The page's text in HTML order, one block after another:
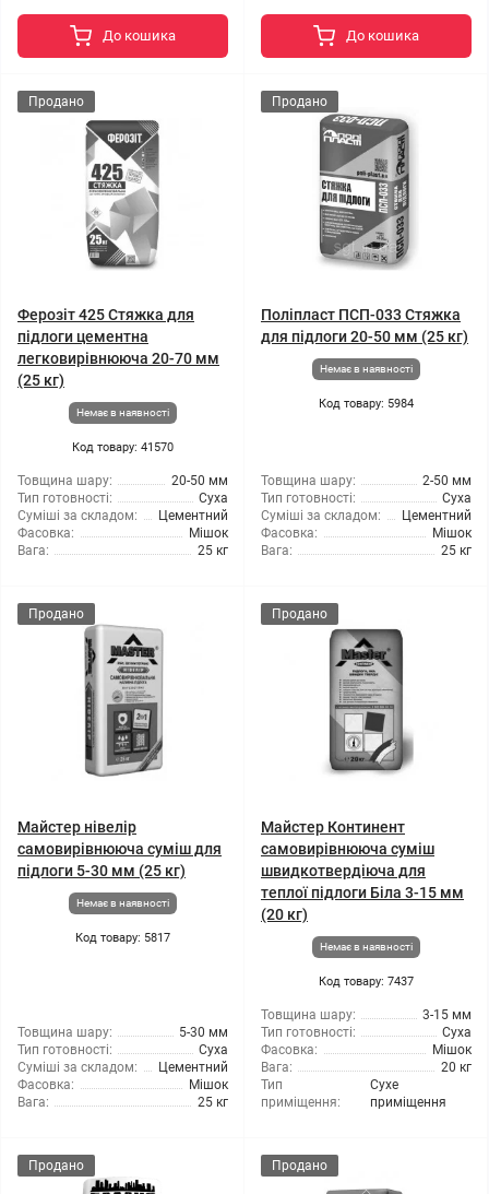
До кошика До кошика
Продано
Ферозіт 425 Стяжка для
підлоги цементна
легковирівнююча 20-70 мм
(25 кг)
Немає в наявності
Код товару: 41570
Товщина шару:
20-50 мм
Тип готовності:
Суха
Суміші за складом:
Цементний
Фасовка:
Мішок
Вага:
25 кг
Продано
Поліпласт ПСП-033 Стяжка
для підлоги 20-50 мм (25 кг)
Немає в наявності
Код товару: 5984
Товщина шару:
2-50 мм
Тип готовності:
Суха
Суміші за складом:
Цементний
Фасовка:
Мішок
Вага:
25 кг
Продано
Майстер нівелір
самовирівнююча суміш для
підлоги 5-30 мм (25 кг)
Немає в наявності
Код товару: 5817
Товщина шару:
5-30 мм
Тип готовності:
Суха
Суміші за складом:
Цементний
Фасовка:
Мішок
Вага:
25 кг
Продано
Майстер Континент
самовирівнююча суміш
швидкотвердіюча для
теплої підлоги Біла 3-15 мм
(20 кг)
Немає в наявності
Код товару: 7437
Товщина шару:
3-15 мм
Тип готовності:
Суха
Фасовка:
Мішок
Вага:
20 кг
Тип
приміщення:
Сухе
приміщення
Продано Продано